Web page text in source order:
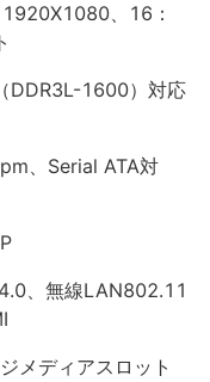
、16：
DDR3L-1600）対応
、Serial ATA対
、無線LAN802.11
メディアスロット